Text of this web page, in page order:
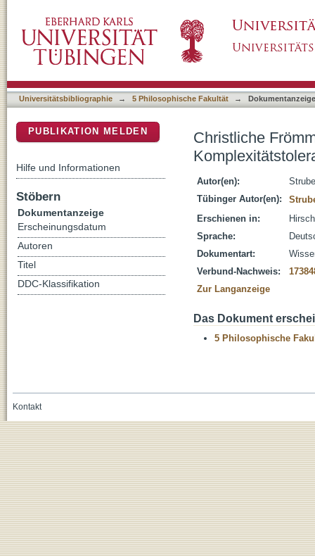
spirituelle Aufgabe
Universitätsbibliographie → 5 Philosophische Fakultät → Dokumentanzeige
Christliche
Autor(en):
Tübinger Autor(en):
Erschienen in:
Sprache:
Dokumentart:
Verbund-Nachweis:
Zur Langanzeige
Das Dokument
5 Philosophische
PUBLIKATION MELDEN
Hilfe und Informationen
Stöbern
Dokumentanzeige
Erscheinungsdatum
Autoren
Titel
DDC-Klassifikation
Kontakt